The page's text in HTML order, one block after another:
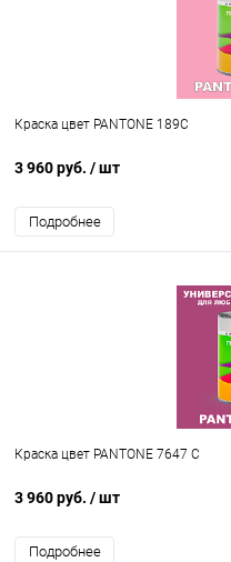
Краска цвет PANTONE 189C
3 960 руб. / шт
Подробнее
Краска цвет PANTONE 7647 C
3 960 руб. / шт
Подробнее